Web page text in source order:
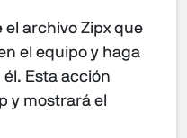
el archivo Zipx que
el equipo y haga
él. Esta acción
y mostrará el